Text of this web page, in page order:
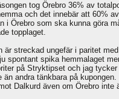
tog Örebro 36% av
och det innebär att 60%
i Örebro som ska kunna göra
topplaget.
är streckad ungefär i paritet
spontant spika hemmalaget
på Stryktipset och jag
än andra tänkbara på
Dalkurd även om Örebro inte